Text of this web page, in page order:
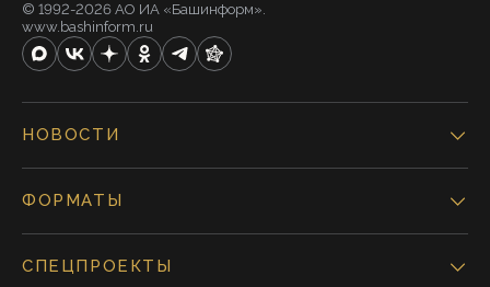
© 1992-2026 АО ИА «Башинформ».
www.bashinform.ru
НОВОСТИ
ФОРМАТЫ
СПЕЦПРОЕКТЫ